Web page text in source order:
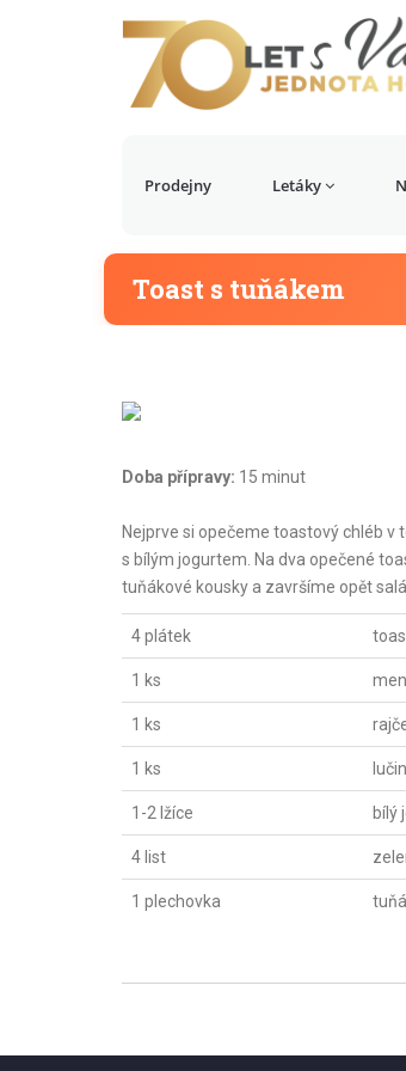
Prodejny Letáky
Toast s tuňákem
Doba přípravy: 15 minut
Nejprve si opečeme toastový chléb
s bílým jogurtem. Na dva opečené
tuňákové kousky a završíme opět
4 plátek
1 ks
1 ks
1 ks
1-2 lžíce bílý
4 list
1 plechovka